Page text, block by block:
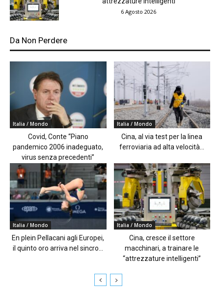
6 Agosto 2026
Da Non Perdere
Italia / Mondo
Covid, Conte “Piano
pandemico 2006 inadeguato,
virus senza precedenti”
Italia / Mondo
Cina, al via test per la linea
ferroviaria ad alta velocità...
Italia / Mondo
En plein Pellacani agli Europei,
il quinto oro arriva nel sincro...
Italia / Mondo
Cina, cresce il settore
macchinari, a trainare le
“attrezzature intelligenti”